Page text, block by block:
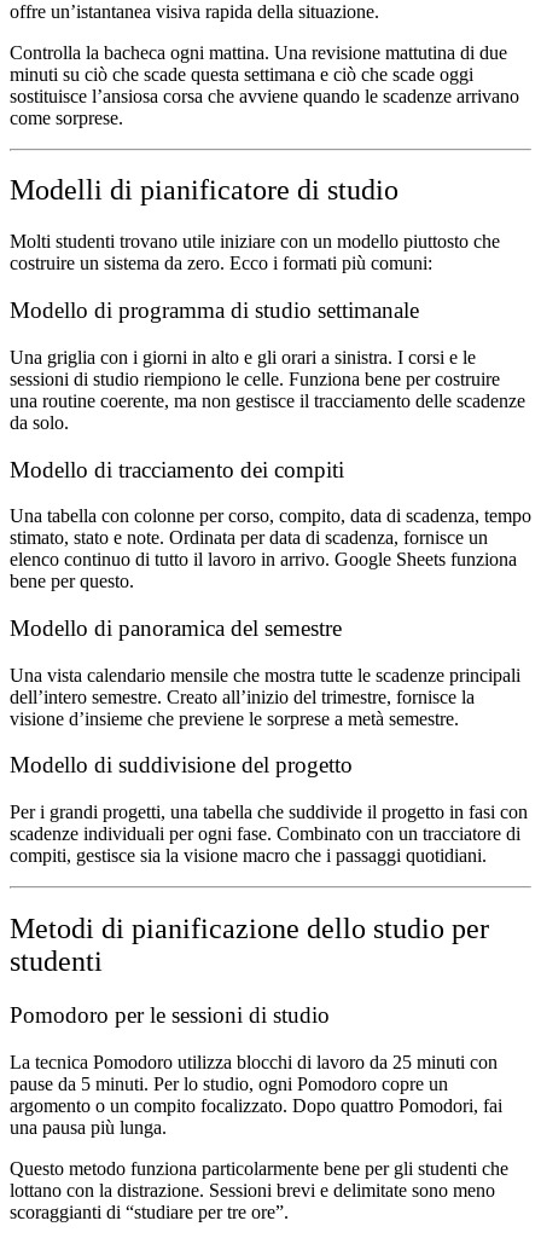
offre un’istantanea visiva rapida della situazione.
Controlla la bacheca ogni mattina. Una revisione mattutina di due
minuti su ciò che scade questa settimana e ciò che scade oggi
sostituisce l’ansiosa corsa che avviene quando le scadenze arrivano
come sorprese.
Modelli di pianificatore di studio
Molti studenti trovano utile iniziare con un modello piuttosto che
costruire un sistema da zero. Ecco i formati più comuni:
Modello di programma di studio settimanale
Una griglia con i giorni in alto e gli orari a sinistra. I corsi e le
sessioni di studio riempiono le celle. Funziona bene per costruire
una routine coerente, ma non gestisce il tracciamento delle scadenze
da solo.
Modello di tracciamento dei compiti
Una tabella con colonne per corso, compito, data di scadenza, tempo
stimato, stato e note. Ordinata per data di scadenza, fornisce un
elenco continuo di tutto il lavoro in arrivo. Google Sheets funziona
bene per questo.
Modello di panoramica del semestre
Una vista calendario mensile che mostra tutte le scadenze principali
dell’intero semestre. Creato all’inizio del trimestre, fornisce la
visione d’insieme che previene le sorprese a metà semestre.
Modello di suddivisione del progetto
Per i grandi progetti, una tabella che suddivide il progetto in fasi con
scadenze individuali per ogni fase. Combinato con un tracciatore di
compiti, gestisce sia la visione macro che i passaggi quotidiani.
Metodi di pianificazione dello studio per
studenti
Pomodoro per le sessioni di studio
La tecnica Pomodoro utilizza blocchi di lavoro da 25 minuti con
pause da 5 minuti. Per lo studio, ogni Pomodoro copre un
argomento o un compito focalizzato. Dopo quattro Pomodori, fai
una pausa più lunga.
Questo metodo funziona particolarmente bene per gli studenti che
lottano con la distrazione. Sessioni brevi e delimitate sono meno
scoraggianti di “studiare per tre ore”.